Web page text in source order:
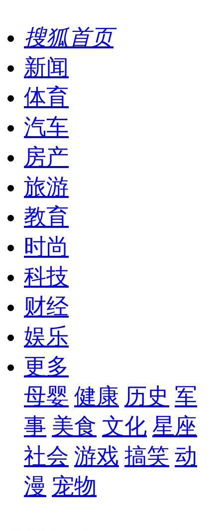
搜狐首页
新闻
体育
汽车
房产
旅游
教育
时尚
科技
财经
娱乐
更多
母婴 健康 历史 军
事 美食 文化 星座
社会 游戏 搞笑 动
漫 宠物